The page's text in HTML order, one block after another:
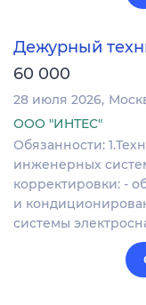
Дежурный
60 000
28 июля 2026
ООО "ИНТЕС"
Обязанности:
инженерных
корректировки: -
и
системы